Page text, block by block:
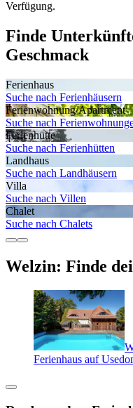
Verfügung.
Finde
Geschmack
Ferienhaus
Suche nach Ferienhäusern
Ferienwohnung/Apartment
Suche nach
Ferienhütte
Suche nach Ferienhütten
Landhaus
Suche nach Landhäusern
Villa
Suche nach Villen
Chalet
Suche nach Chalets
Welzin: Finde
Ferienhaus auf